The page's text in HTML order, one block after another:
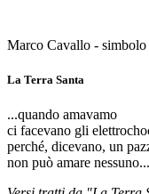
Marco Cavallo -
La Terra Santa
...quando amavamo
ci facevano gli
perché, dicevano, un
non può amare nessuno...